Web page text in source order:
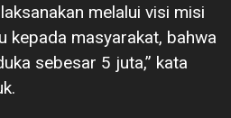
melalui visi misi
kepada masyarakat, bahwa
sebesar 5 juta,” kata